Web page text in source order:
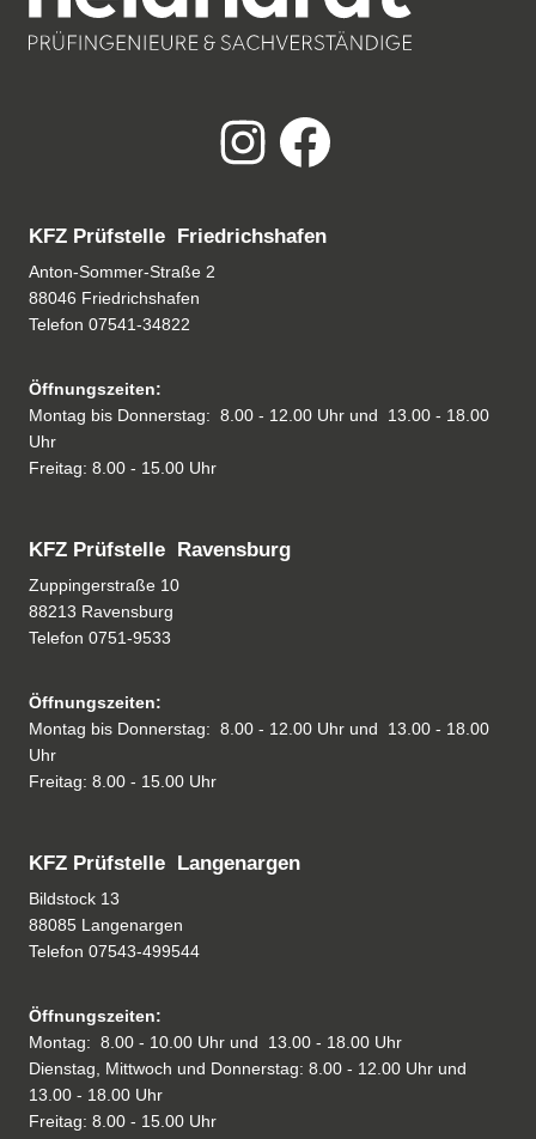
KFZ Prüfstelle Friedrichshafen
Anton-Sommer-Straße 2
88046 Friedrichshafen
Telefon 07541-34822
Öffnungszeiten:
Montag bis Donnerstag: 8.00 - 12.00 Uhr und 13.00 - 18.00
Uhr
Freitag: 8.00 - 15.00 Uhr
KFZ Prüfstelle Ravensburg
Zuppingerstraße 10
88213 Ravensburg
Telefon 0751-9533
Öffnungszeiten:
Montag bis Donnerstag: 8.00 - 12.00 Uhr und 13.00 - 18.00
Uhr
Freitag: 8.00 - 15.00 Uhr
KFZ Prüfstelle Langenargen
Bildstock 13
88085 Langenargen
Telefon 07543-499544
Öffnungszeiten:
Montag: 8.00 - 10.00 Uhr und 13.00 - 18.00 Uhr
Dienstag, Mittwoch und Donnerstag: 8.00 - 12.00 Uhr und
13.00 - 18.00 Uhr
Freitag: 8.00 - 15.00 Uhr